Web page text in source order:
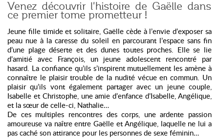
Venez découvrir l'histoire de Gaëlle dans
ce premier tome prometteur !
Jeune fille timide et solitaire, Gaëlle cède à l’envie d’exposer sa
peau nue à la caresse du soleil en parcourant l’espace sans fin
d’une plage déserte et des dunes toutes proches. Elle se lie
d’amitié avec François, un jeune adolescent rencontré par
hasard. La confiance qu’ils s’inspirent mutuellement les amène à
connaître le plaisir trouble de la nudité vécue en commun. Un
plaisir qu’ils vont également partager avec un jeune couple,
Isabelle et Christophe, une amie d’enfance d’Isabelle, Angélique,
et la sœur de celle-ci, Nathalie…
De ces multiples rencontres des corps, une ardente passion
amoureuse va naître entre Gaëlle et Angélique, laquelle ne lui a
pas caché son attirance pour les personnes de sexe féminin…